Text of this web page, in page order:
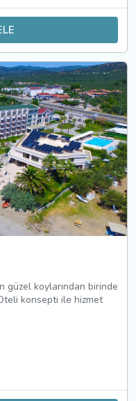
güzel koylarından birinde
konsepti ile hizmet